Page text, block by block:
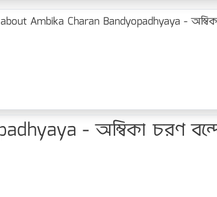
Ambika Charan Bandyopadhyaya - অম্বিকা
- অম্বিকা চরণ